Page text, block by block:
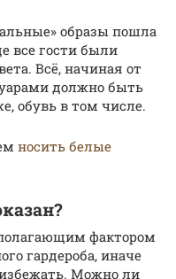
образы пошла
все гости были
Всё, начиная от
должно быть
обувь в том числе.
носить белые
фактором
гардероба, иначе
Можно ли